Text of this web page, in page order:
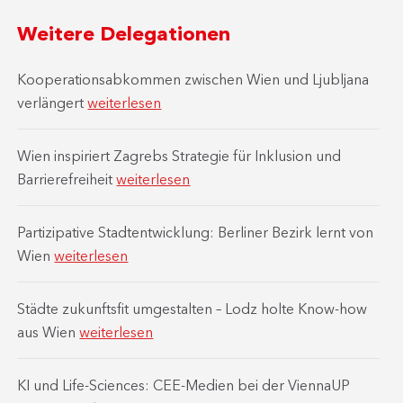
Weitere Delegationen
Kooperationsabkommen zwischen Wien und Ljubljana
verlängertweiterlesen
Wien inspiriert Zagrebs Strategie für Inklusion und
Barrierefreiheitweiterlesen
Partizipative Stadtentwicklung: Berliner Bezirk lernt von
Wienweiterlesen
Städte zukunftsfit umgestalten – Lodz holte Know-how
aus Wienweiterlesen
KI und Life-Sciences: CEE-Medien bei der ViennaUP